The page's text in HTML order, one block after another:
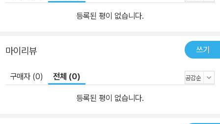
등록된 평이 없습니다.
마이리뷰 쓰기
구매자 (0) 전체 (0)
등록된 평이 없습니다.